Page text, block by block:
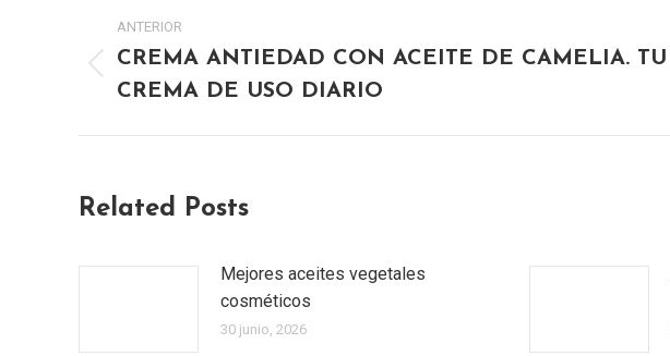
NAVEGACIÓN
ENTRE
PUBLICACIONES
ANTERIOR
anterior:
CREMA ANTIEDAD CON ACEITE DE CAMELIA. TU
CREMA DE USO DIARIO
Related Posts
Mejores aceites vegetales
cosméticos
30 junio, 2026